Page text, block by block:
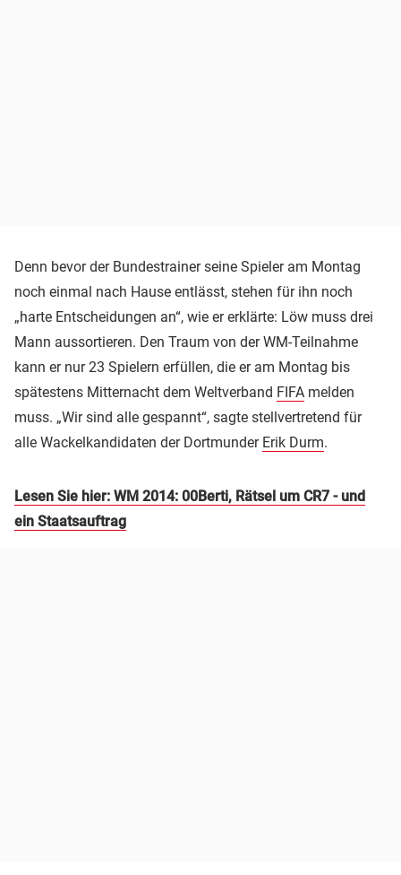
Denn bevor der Bundestrainer seine Spieler am Montag
noch einmal nach Hause entlässt, stehen für ihn noch
„harte Entscheidungen an“, wie er erklärte: Löw muss drei
Mann aussortieren. Den Traum von der WM-Teilnahme
kann er nur 23 Spielern erfüllen, die er am Montag bis
spätestens Mitternacht dem Weltverband FIFA melden
muss. „Wir sind alle gespannt“, sagte stellvertretend für
alle Wackelkandidaten der Dortmunder Erik Durm.
Lesen Sie hier: WM 2014: 00Berti, Rätsel um CR7 - und
ein Staatsauftrag